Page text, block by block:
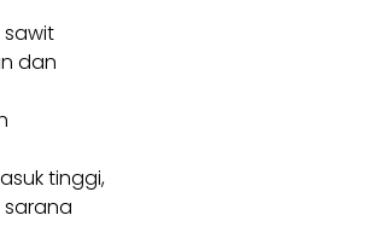
dan
tinggi,